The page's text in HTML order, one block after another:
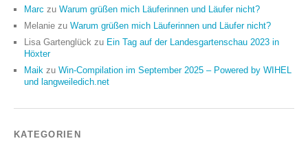
Marc zu Warum grüßen mich Läuferinnen und Läufer nicht?
Melanie zu Warum grüßen mich Läuferinnen und Läufer nicht?
Lisa Gartenglück zu Ein Tag auf der Landesgartenschau 2023 in
Höxter
Maik zu Win-Compilation im September 2025 – Powered by WIHEL
und langweiledich.net
KATEGORIEN